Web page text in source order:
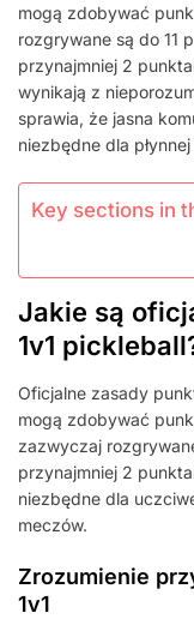
mogą zdobywać
rozgrywane są do 11
przynajmniej 2
wynikają z
sprawia, że jasna
niezbędne dla
Key sections in
Jakie są
1v1
Oficjalne zasady
mogą zdobywać
zazwyczaj
przynajmniej 2
niezbędne dla
meczów.
Zrozumienie
1v1